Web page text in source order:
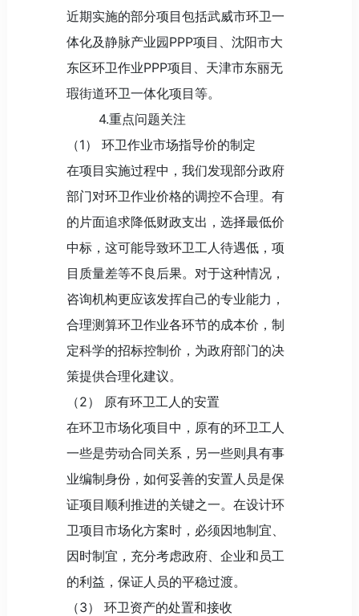
近期实施的部分项目包括武威市环卫一
体化及静脉产业园PPP项目、沈阳市大
东区环卫作业PPP项目、天津市东丽无
瑕街道环卫一体化项目等。
4.重点问题关注
（1） 环卫作业市场指导价的制定
在项目实施过程中，我们发现部分政府
部门对环卫作业价格的调控不合理。有
的片面追求降低财政支出，选择最低价
中标，这可能导致环卫工人待遇低，项
目质量差等不良后果。对于这种情况，
咨询机构更应该发挥自己的专业能力，
合理测算环卫作业各环节的成本价，制
定科学的招标控制价，为政府部门的决
策提供合理化建议。
（2） 原有环卫工人的安置
在环卫市场化项目中，原有的环卫工人
一些是劳动合同关系，另一些则具有事
业编制身份，如何妥善的安置人员是保
证项目顺利推进的关键之一。在设计环
卫项目市场化方案时，必须因地制宜、
因时制宜，充分考虑政府、企业和员工
的利益，保证人员的平稳过渡。
（3） 环卫资产的处置和接收